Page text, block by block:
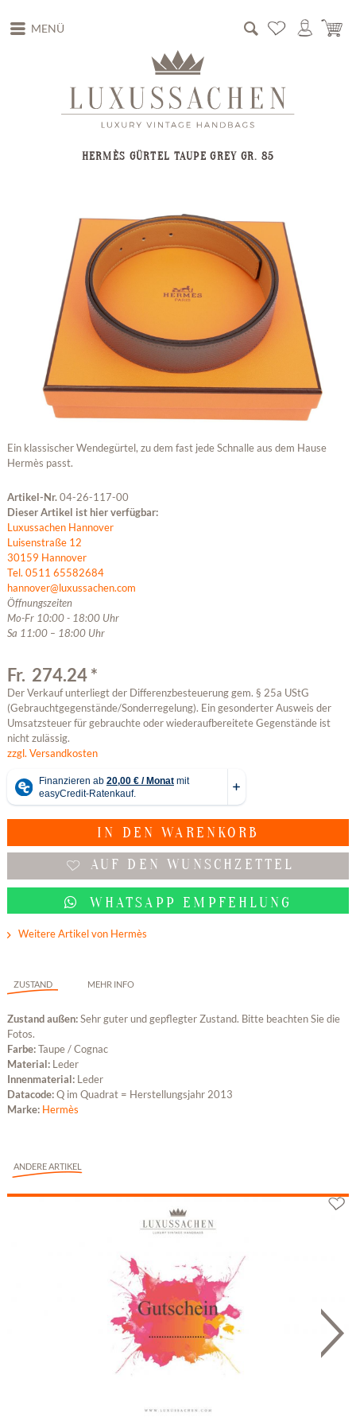
MENÜ
HERMÈS GÜRTEL TAUPE GREY GR. 85
Ein klassischer Wendegürtel, zu dem fast jede Schnalle aus dem Hause
Hermès passt.
Artikel-Nr.04-26-117-00
Dieser Artikel ist hier verfügbar:
Luxussachen Hannover
Luisenstraße 12
30159 Hannover
Tel. 0511 65582684
hannover@luxussachen.com
Öffnungszeiten
Mo-Fr 10:00 - 18:00 Uhr
Sa 11:00 – 18:00 Uhr
Fr. 274.24 *
Der Verkauf unterliegt der Differenzbesteuerung gem. § 25a UStG
(Gebrauchtgegenstände/Sonderregelung). Ein gesonderter Ausweis der
Umsatzsteuer für gebrauchte oder wiederaufbereitete Gegenstände ist
nicht zulässig.
zzgl. Versandkosten
IN DEN WARENKORB
AUF DEN WUNSCHZETTEL
WHATSAPP EMPFEHLUNG
Weitere Artikel von Hermès
ZUSTAND MEHR INFO
Zustand außen:Sehr guter und gepflegter Zustand. Bitte beachten Sie die
Fotos.
Farbe:Taupe / Cognac
Material: Leder
Innenmaterial: Leder
Datacode:Q im Quadrat = Herstellungsjahr 2013
Marke: Hermès
ANDERE ARTIKEL
Geschenkgutschein